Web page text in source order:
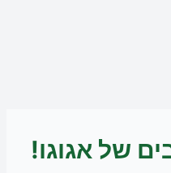
של אגוגו!